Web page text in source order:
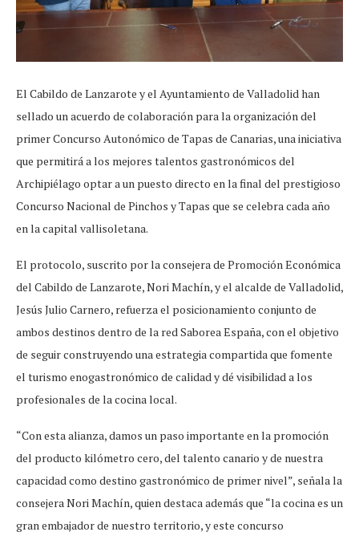
El Cabildo de Lanzarote y el Ayuntamiento de Valladolid han
sellado un acuerdo de colaboración para la organización del
primer Concurso Autonómico de Tapas de Canarias, una iniciativa
que permitirá a los mejores talentos gastronómicos del
Archipiélago optar a un puesto directo en la final del prestigioso
Concurso Nacional de Pinchos y Tapas que se celebra cada año
en la capital vallisoletana.
El protocolo, suscrito por la consejera de Promoción Económica
del Cabildo de Lanzarote, Nori Machín, y el alcalde de Valladolid,
Jesús Julio Carnero, refuerza el posicionamiento conjunto de
ambos destinos dentro de la red Saborea España, con el objetivo
de seguir construyendo una estrategia compartida que fomente
el turismo enogastronómico de calidad y dé visibilidad a los
profesionales de la cocina local.
“Con esta alianza, damos un paso importante en la promoción
del producto kilómetro cero, del talento canario y de nuestra
capacidad como destino gastronómico de primer nivel”, señala la
consejera Nori Machín, quien destaca además que “la cocina es un
gran embajador de nuestro territorio, y este concurso